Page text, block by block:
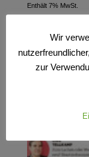
Enthält 7% MwSt.
zzgl.Versand
Wir
zur